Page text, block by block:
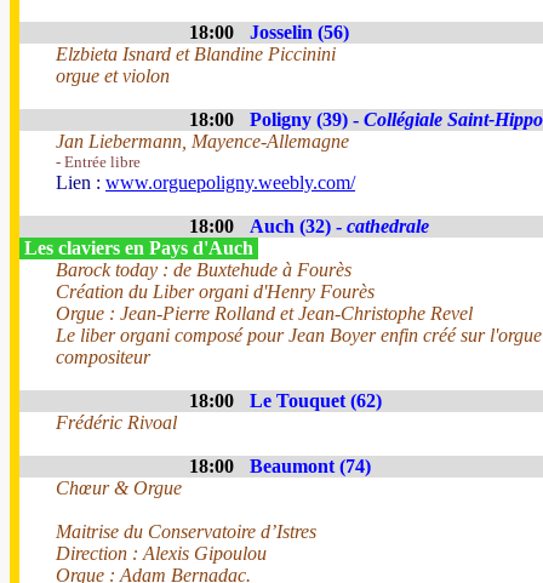
18:00
Josselin (56)
Elzbieta Isnard et Blandine Piccinini
orgue et violon
18:00 Poligny (39) - Collégiale Saint-
Jan Liebermann, Mayence-Allemagne
- Entrée libre
Lien : www.orguepoligny.weebly.com/
18:00 Auch (32) - cathedrale
Les claviers en Pays d'Auch
Barock today : de Buxtehude à Fourès
Création du Liber organi d'Henry Fourès
Orgue : Jean-Pierre Rolland et Jean-Christophe Revel
Le liber organi composé pour Jean Boyer enfin créé sur
compositeur
18:00
Le Touquet (62)
Frédéric Rivoal
18:00
Beaumont (74)
Chœur & Orgue
Maitrise du Conservatoire d’Istres
Direction : Alexis Gipoulou
Orgue : Adam Bernadac.